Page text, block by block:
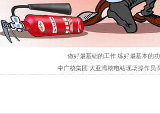
做好最基础的工作 练好最基本的
中广核集团 大亚湾核电站现场操作员